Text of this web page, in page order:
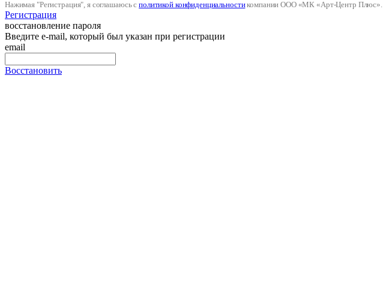
Нажимая "Регистрация", я соглашаюсь сполитикой конфиденциальностикомпании ООО «МК «Арт-Центр Плюс».
Регистрация
восстановление пароля
Введите e-mail, который был указан при регистрации
email
Восстановить